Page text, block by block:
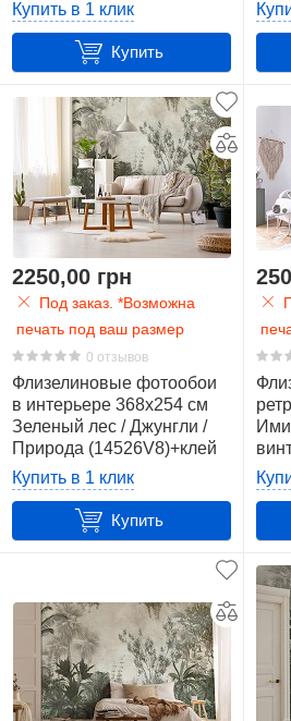
Рисунок
Аллея
7
Арт
Бабочка
Ботаника
Бутылка
Вид
с
окна
Купить в 1 клик
Купить
2250,00 грн
Под заказ. *Возможна
печать под ваш размер
0 отзывов
Флизелиновые фотообои
в интерьере 368x254 см
Зеленый лес / Джунгли /
Природа (14526V8)+клей
Купить в 1 клик
Купить